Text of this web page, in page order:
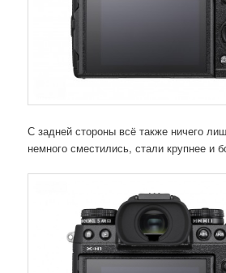
С задней стороны всё также ничего
немного сместились, стали крупнее и